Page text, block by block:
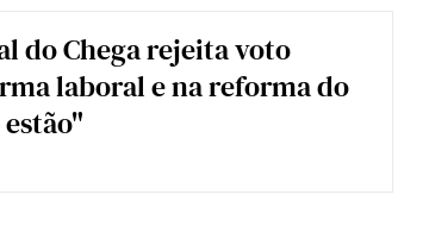
do Chega rejeita voto
laboral e na reforma do